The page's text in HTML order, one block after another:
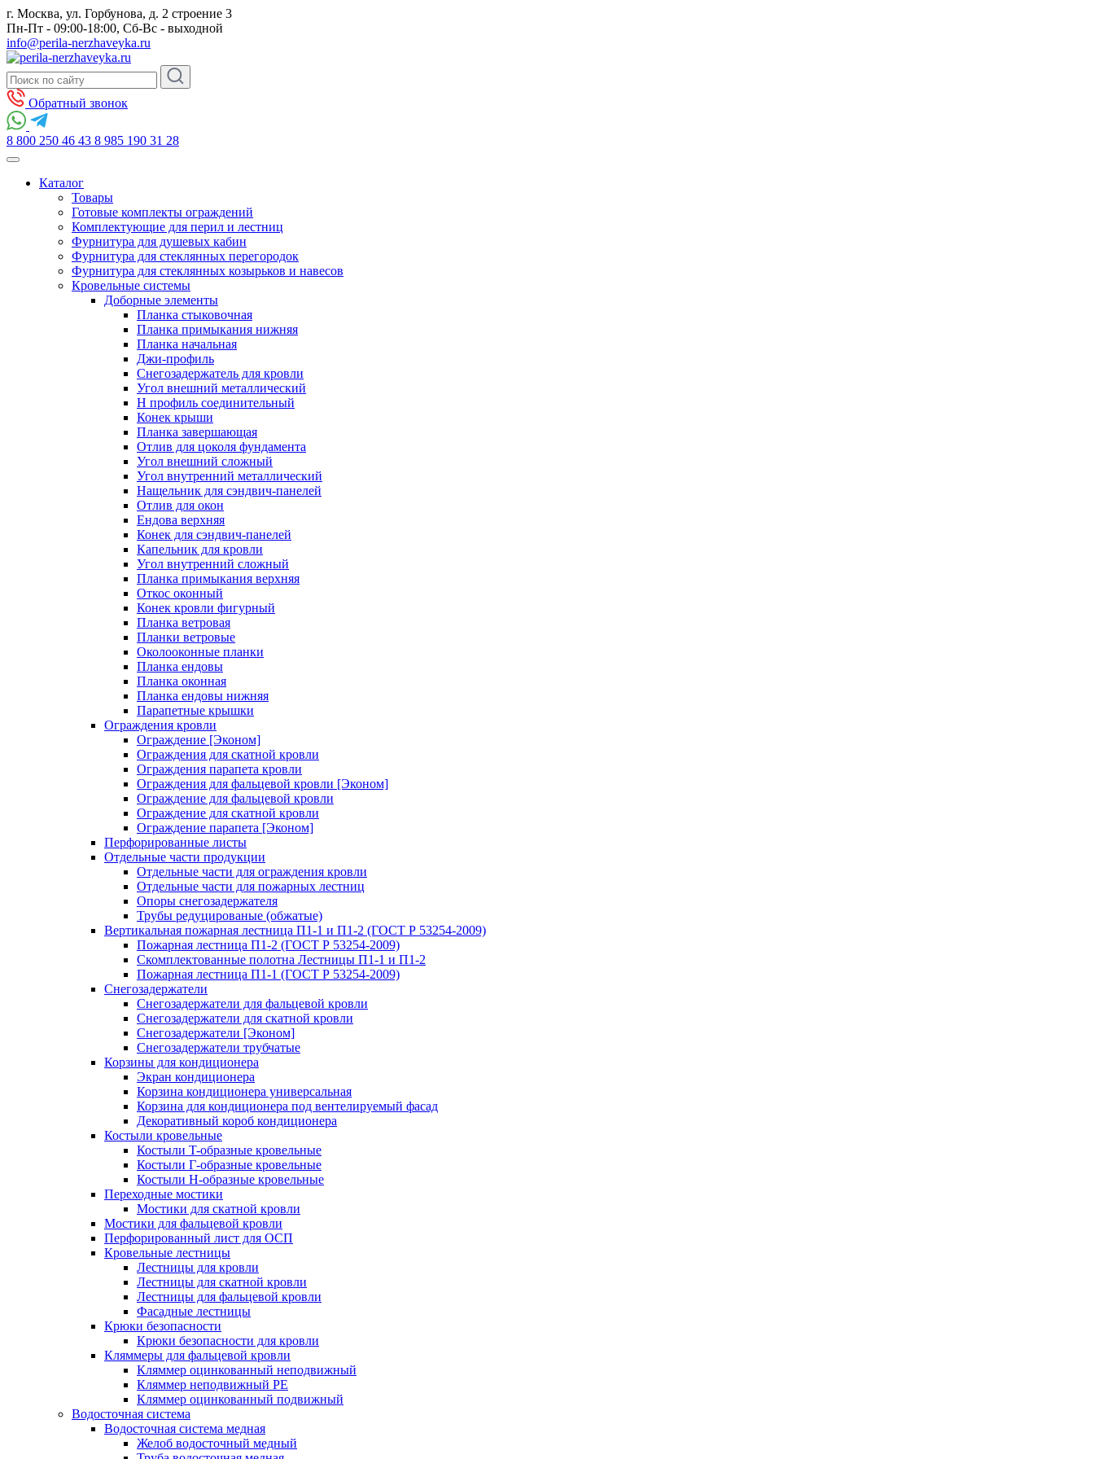
г. Москва, ул. Горбунова, д. 2 строение 3
Пн-Пт - 09:00-18:00, Сб-Вс - выходной
info@perila-nerzhaveyka.ru
Обратный звонок
8 800 250 46 43 8 985 190 31 28
Каталог
Товары
Готовые комплекты ограждений
Комплектующие для перил и лестниц
Фурнитура для душевых кабин
Фурнитура для стеклянных перегородок
Фурнитура для стеклянных козырьков и навесов
Кровельные системы
Доборные элементы
Планка стыковочная
Планка примыкания нижняя
Планка начальная
Джи-профиль
Снегозадержатель для кровли
Угол внешний металлический
Н профиль соединительный
Конек крыши
Планка завершающая
Отлив для цоколя фундамента
Угол внешний сложный
Угол внутренний металлический
Нащельник для сэндвич-панелей
Отлив для окон
Ендова верхняя
Конек для сэндвич-панелей
Капельник для кровли
Угол внутренний сложный
Планка примыкания верхняя
Откос оконный
Конек кровли фигурный
Планка ветровая
Планки ветровые
Околооконные планки
Планка ендовы
Планка оконная
Планка ендовы нижняя
Парапетные крышки
Ограждения кровли
Ограждение [Эконом]
Ограждения для скатной кровли
Ограждения парапета кровли
Ограждения для фальцевой кровли [Эконом]
Ограждение для фальцевой кровли
Ограждение для скатной кровли
Ограждение парапета [Эконом]
Перфорированные листы
Отдельные части продукции
Отдельные части для ограждения кровли
Отдельные части для пожарных лестниц
Опоры снегозадержателя
Трубы редуцированые (обжатые)
Вертикальная пожарная лестница П1-1 и П1-2 (ГОСТ Р 53254-2009)
Пожарная лестница П1-2 (ГОСТ Р 53254-2009)
Скомплектованные полотна Лестницы П1-1 и П1-2
Пожарная лестница П1-1 (ГОСТ Р 53254-2009)
Снегозадержатели
Снегозадержатели для фальцевой кровли
Снегозадержатели для скатной кровли
Снегозадержатели [Эконом]
Снегозадержатели трубчатые
Корзины для кондиционера
Экран кондиционера
Корзина кондиционера универсальная
Корзина для кондиционера под вентелируемый фасад
Декоративный короб кондиционера
Костыли кровельные
Костыли T-образные кровельные
Костыли Г-образные кровельные
Костыли Н-образные кровельные
Переходные мостики
Мостики для скатной кровли
Мостики для фальцевой кровли
Перфорированный лист для ОСП
Кровельные лестницы
Лестницы для кровли
Лестницы для скатной кровли
Лестницы для фальцевой кровли
Фасадные лестницы
Крюки безопасности
Крюки безопасности для кровли
Кляммеры для фальцевой кровли
Кляммер оцинкованный неподвижный
Кляммер неподвижный PE
Кляммер оцинкованный подвижный
Водосточная система
Водосточная система медная
Желоб водосточный медный